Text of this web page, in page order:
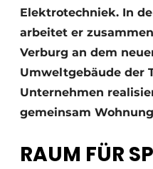
Videos
Elektrotechniek. In
arbeitet er
Verburg an dem
Umweltgebäude der
Unternehmen
gemeinsam
RAUM FÜR